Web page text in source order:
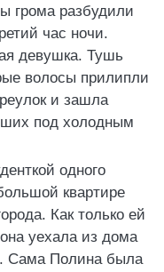
грома разбудили
час ночи.
девушка. Тушь
волосы прилипли
и зашла
под холодным
одного
квартире
Как только ей
уехала из дома
Сама Полина была